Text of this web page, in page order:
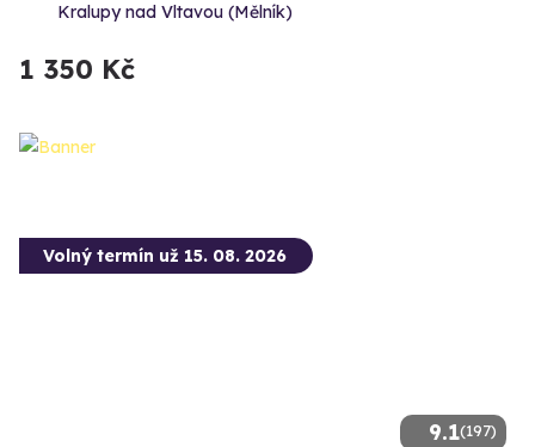
Kralupy nad Vltavou (Mělník)
1 350 Kč
9.1(197)
Volný termín už 15. 08. 2026